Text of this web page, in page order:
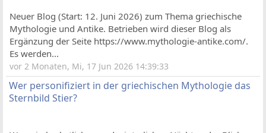
Neuer Blog (Start: 12. Juni 2026) zum Thema griechische
Mythologie und Antike. Betrieben wird dieser Blog als
Ergänzung der Seite https://www.mythologie-antike.com/.
Es werden...
vor 2 Monaten, Mi, 17 Jun 2026 14:39:33
Wer personifiziert in der griechischen Mythologie das
Sternbild Stier?